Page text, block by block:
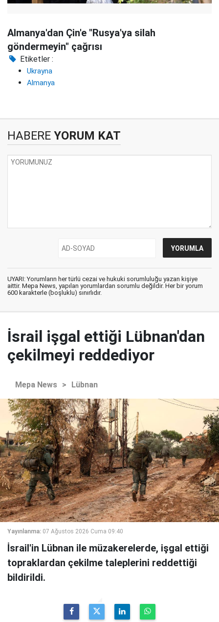
Almanya'dan Çin'e "Rusya'ya silah
göndermeyin" çağrısı
Etiketler :
Ukrayna
Almanya
HABERE YORUM KAT
UYARI: Yorumların her türlü cezai ve hukuki sorumluluğu yazan kişiye
aittir. Mepa News, yapılan yorumlardan sorumlu değildir. Her bir yorum
600 karakterle (boşluklu) sınırlıdır.
İsrail işgal ettiği Lübnan'dan
çekilmeyi reddediyor
Mepa News > Lübnan
Yayınlanma: 07 Ağustos 2026 Cuma 09:40
İsrail'in Lübnan ile müzakerelerde, işgal ettiği
topraklardan çekilme taleplerini reddettiği
bildirildi.